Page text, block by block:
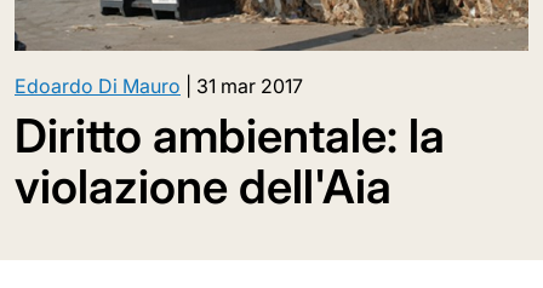
Edoardo Di Mauro 31 mar 2017
Diritto ambientale: la
violazione dell'Aia